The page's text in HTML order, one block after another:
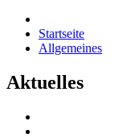
Startseite
Allgemeines
Aktuelles